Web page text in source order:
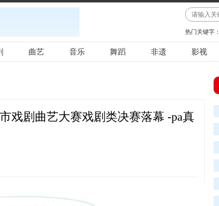
热门关键字：
曲艺 音乐 舞蹈 非遗 影视
戏剧曲艺大赛戏剧类决赛落幕 -pa真